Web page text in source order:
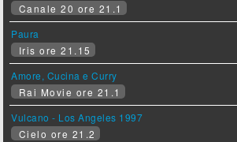
Canale 20 ore 21.1
Paura
Iris ore 21.15
Amore, Cucina e Curry
Rai Movie ore 21.1
Vulcano - Los Angeles 1997
Cielo ore 21.2